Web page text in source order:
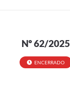
Nº 62/2025
ENCERRADO